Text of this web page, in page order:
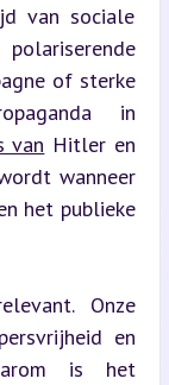
van sociale
of sterke
in
van Hitler en
wanneer
het publieke
Onze
en
is het